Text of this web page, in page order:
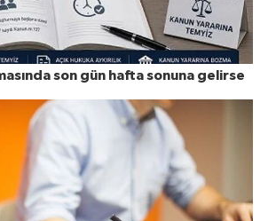
son gün hafta sonuna gelirse